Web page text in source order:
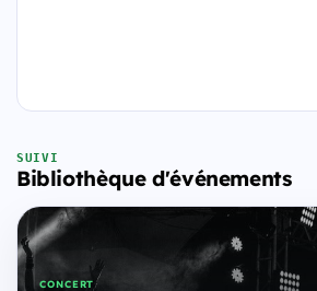
SUIVI
Bibliothèque d'événements
CONCERT